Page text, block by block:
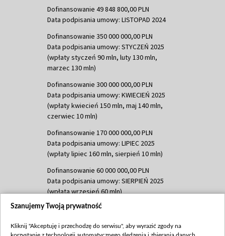
Dofinansowanie 49 848 800,00 PLN
Data podpisania umowy: LISTOPAD 2024
Dofinansowanie 350 000 000,00 PLN
Data podpisania umowy: STYCZEŃ 2025
(wpłaty styczeń 90 mln, luty 130 mln,
marzec 130 mln)
Dofinansowanie 300 000 000,00 PLN
Data podpisania umowy: KWIECIEŃ 2025
(wpłaty kwiecień 150 mln, maj 140 mln,
czerwiec 10 mln)
Dofinansowanie 170 000 000,00 PLN
Data podpisania umowy: LIPIEC 2025
(wpłaty lipiec 160 mln, sierpień 10 mln)
Dofinansowanie 60 000 000,00 PLN
Data podpisania umowy: SIERPIEŃ 2025
(wpłata wrzesień 60 mln)
Dofinansowanie 635 783 051,21 PLN
(wpłata wrzesień 100 mln, październik 350
Szanujemy Twoją prywatność
Kliknij "Akceptuję i przechodzę do serwisu", aby wyrazić zgody na